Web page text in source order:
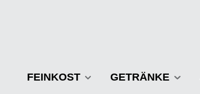
FEINKOST GETRÄNKE